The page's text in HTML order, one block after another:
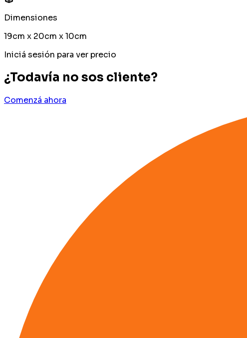
Dimensiones
19cm x 20cm x 10cm
Iniciá sesión para ver precio
¿Todavía no sos cliente?
Comenzá ahora